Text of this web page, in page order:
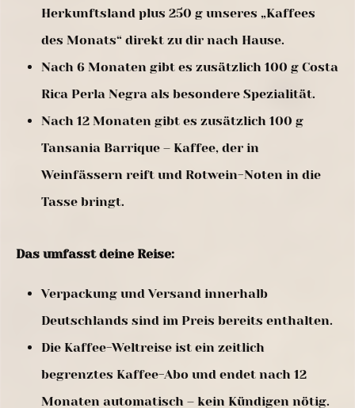
Herkunftsland plus 250 g unseres „Kaffees
des Monats“ direkt zu dir nach Hause.
Nach 6 Monaten gibt es zusätzlich 100 g Costa
Rica Perla Negra als besondere Spezialität.
Nach 12 Monaten gibt es zusätzlich 100 g
Tansania Barrique – Kaffee, der in
Weinfässern reift und Rotwein-Noten in die
Tasse bringt.
Das umfasst deine Reise:
Verpackung und Versand innerhalb
Deutschlands sind im Preis bereits enthalten.
Die Kaffee-Weltreise ist ein zeitlich
begrenztes Kaffee-Abo und endet nach 12
Monaten automatisch – kein Kündigen nötig.